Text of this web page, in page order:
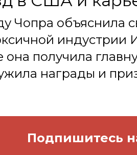
Чопра объяснила
она получила
награды и
Подпишитесь